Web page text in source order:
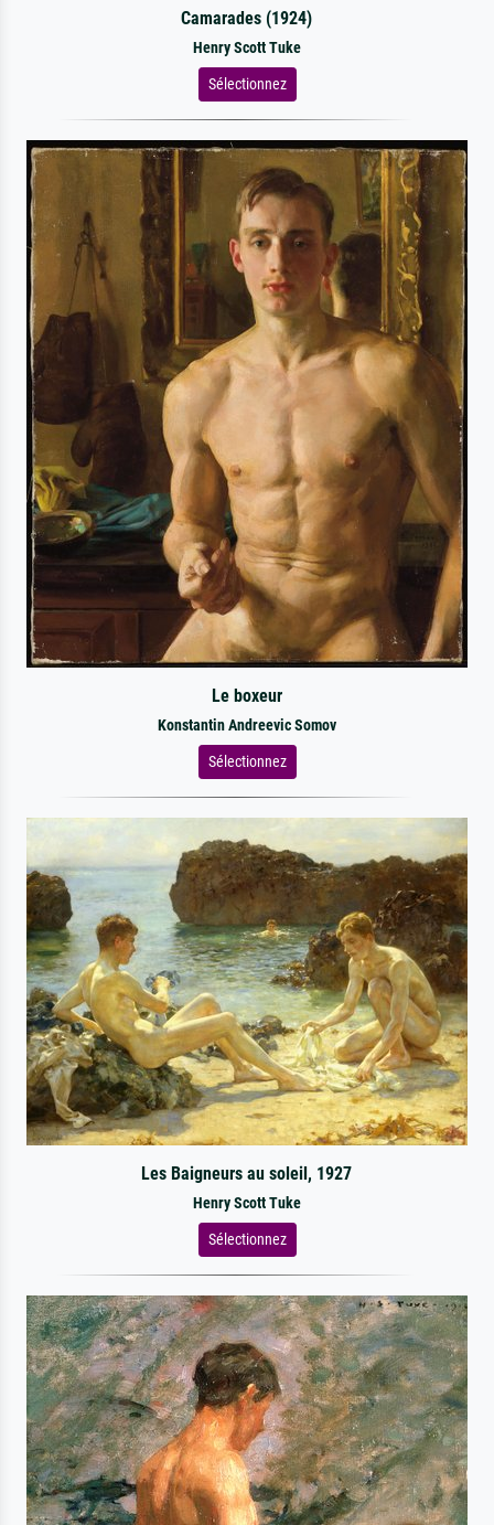
Camarades (1924)
Henry Scott Tuke
Sélectionnez
Le boxeur
Konstantin Andreevic Somov
Sélectionnez
Les Baigneurs au soleil, 1927
Henry Scott Tuke
Sélectionnez